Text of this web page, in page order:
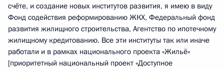
счёте, и создание новых институтов развития, я имею в виду
Фонд содействия реформированию ЖКХ, Федеральный фонд
развития жилищного строительства, Агентство по ипотечному
жилищному кредитованию. Все эти институты так или иначе
работали и в рамках национального проекта «Жильё»
[приоритетный национальный проект «Доступное